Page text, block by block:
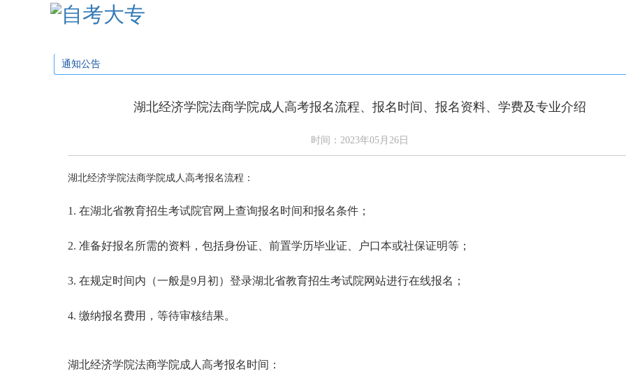
通知公告
湖北经济学院法商学院成人高考报名流程、报名时间、报名资料、学费及专业介绍
时间：2023年05月26日
湖北经济学院法商学院成人高考报名流程：
1. 在湖北省教育招生考试院官网上查询报名时间和报名条件；
2. 准备好报名所需的资料，包括身份证、前置学历毕业证、户口本或社保证明等；
3. 在规定时间内（一般是9月初）登录湖北省教育招生考试院网站进行在线报名；
4. 缴纳报名费用，等待审核结果。
湖北经济学院法商学院成人高考报名时间：